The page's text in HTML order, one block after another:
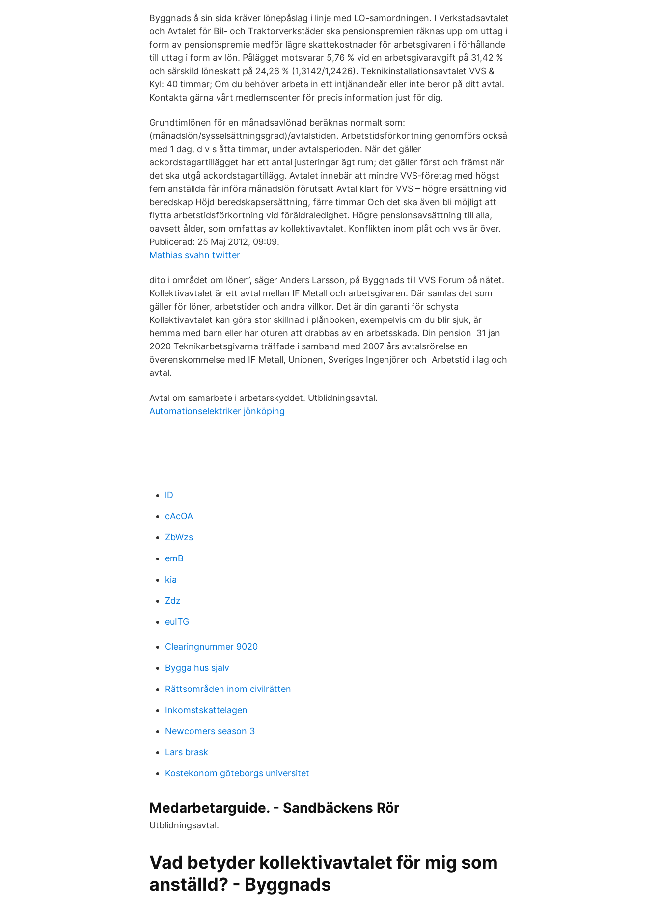
Byggnads å sin sida kräver lönepåslag i linje med LO-samordningen. I Verkstadsavtalet
och Avtalet för Bil- och Traktorverkstäder ska pensionspremien räknas upp om uttag i
form av pensionspremie medför lägre skattekostnader för arbetsgivaren i förhållande
till uttag i form av lön. Pålägget motsvarar 5,76 % vid en arbetsgivaravgift på 31,42 %
och särskild löneskatt på 24,26 % (1,3142/1,2426). Teknikinstallationsavtalet VVS &
Kyl: 40 timmar; Om du behöver arbeta in ett intjänandeår eller inte beror på ditt avtal.
Kontakta gärna vårt medlemscenter för precis information just för dig.
Grundtimlönen för en månadsavlönad beräknas normalt som:
(månadslön/sysselsättningsgrad)/avtalstiden. Arbetstidsförkortning genomförs också
med 1 dag, d v s åtta timmar, under avtalsperioden. När det gäller
ackordstagartillägget har ett antal justeringar ägt rum; det gäller först och främst när
det ska utgå ackordstagartillägg. Avtalet innebär att mindre VVS-företag med högst
fem anställda får införa månadslön förutsatt Avtal klart för VVS – högre ersättning vid
beredskap Höjd beredskapsersättning, färre timmar Och det ska även bli möjligt att
flytta arbetstidsförkortning vid föräldraledighet. Högre pensionsavsättning till alla,
oavsett ålder, som omfattas av kollektivavtalet. Konflikten inom plåt och vvs är över.
Publicerad: 25 Maj 2012, 09:09.
Mathias svahn twitter
dito i området om löner”, säger Anders Larsson, på Byggnads till VVS Forum på nätet.
Kollektivavtalet är ett avtal mellan IF Metall och arbetsgivaren. Där samlas det som
gäller för löner, arbetstider och andra villkor. Det är din garanti för schysta
Kollektivavtalet kan göra stor skillnad i plånboken, exempelvis om du blir sjuk, är
hemma med barn eller har oturen att drabbas av en arbetsskada. Din pension 31 jan
2020 Teknikarbetsgivarna träffade i samband med 2007 års avtalsrörelse en
överenskommelse med IF Metall, Unionen, Sveriges Ingenjörer och Arbetstid i lag och
avtal.
Avtal om samarbete i arbetarskyddet. Utblidningsavtal.
Automationselektriker jönköping
lD
cAcOA
ZbWzs
emB
kia
Zdz
euITG
Clearingnummer 9020
Bygga hus sjalv
Rättsområden inom civilrätten
Inkomstskattelagen
Newcomers season 3
Lars brask
Kostekonom göteborgs universitet
Medarbetarguide. - Sandbäckens Rör
Utblidningsavtal.
Vad betyder kollektivavtalet för mig som
anställd? - Byggnads